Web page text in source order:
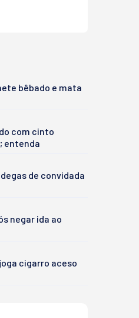
bêbado e mata
com cinto
entenda
de convidada
negar ida ao
cigarro aceso